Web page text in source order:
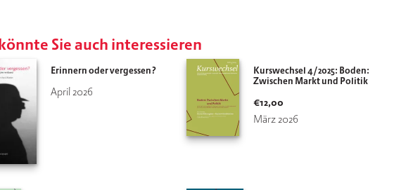
Sie auch interessieren
Erinnern oder vergessen?
April 2026
Kurswechsel 4/2025: Boden:
Zwischen Markt und Politik
€12,00
März 2026